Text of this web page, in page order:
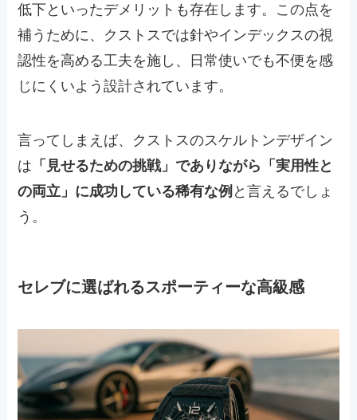
低下といったデメリットも存在します。この点を
補うために、クストスでは針やインデックスの視
認性を高める工夫を施し、日常使いでも不便を感
じにくいよう設計されています。
言ってしまえば、クストスのスケルトンデザイン
は 「見せるための挑戦」でありながら「実用性と
の両立」に成功している稀有な例 と言えるでしょ
う。
セレブに選ばれるスポーティーな高級感